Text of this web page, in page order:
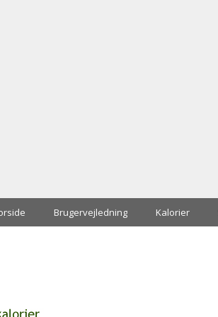
Brugervejledning Kalorier